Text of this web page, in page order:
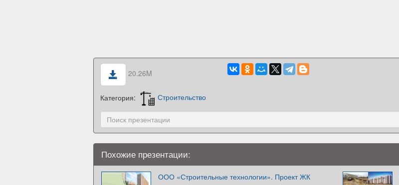
20.26M
Категория: Строительство
Похожие презентации:
ООО «Строительные технологии». Проект ЖК